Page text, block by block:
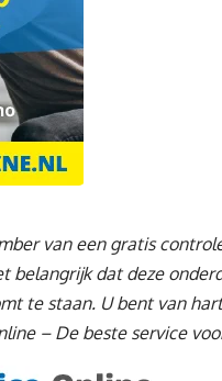
van een gratis
belangrijk dat deze
te staan. U bent van
– De beste service